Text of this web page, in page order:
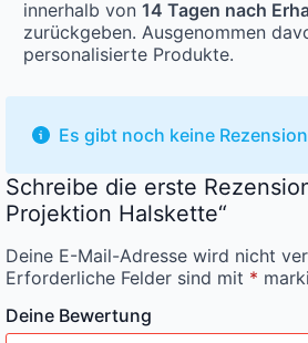
innerhalb von 14 Tagen nach
zurückgeben. Ausgenommen
personalisierte Produkte.
Es gibt noch keine
Schreibe die erste
Projektion Halskette“
Deine E-Mail-Adresse wird nicht
Erforderliche Felder sind mit *
Deine Bewertung